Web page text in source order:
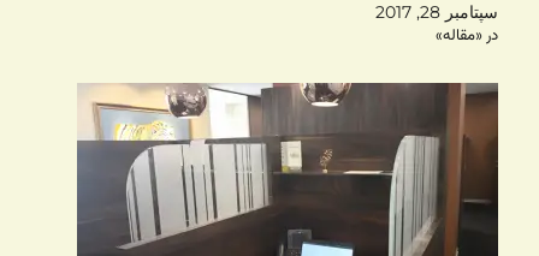
سپتامبر 28, 2017
در «مقاله»